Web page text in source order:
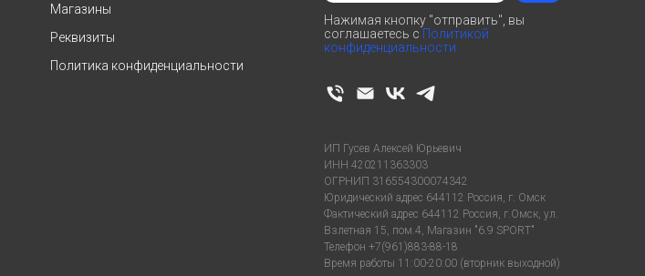
Магазины
Реквизиты
Политика конфиденциальности
Нажимая кнопку "отправить", вы
соглашаетесь с Политикой
конфиденциальности
ИП Гусев Алексей Юрьевич
ИНН 420211363303
ОГРНИП 316554300074342
Юридический адрес 644112 Россия, г. Омск
Фактический адрес 644112 Россия, г.Омск, ул.
Взлетная 15, пом.4, Магазин "6.9 SPORT"
Телефон +7(961)883-88-18
Время работы 11:00-20:00 (вторник выходной)